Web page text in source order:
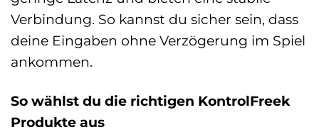
Verbindung. So kannst du sicher sein, dass
deine Eingaben ohne Verzögerung im Spiel
ankommen.
So wählst du die richtigen KontrolFreek
Produkte aus